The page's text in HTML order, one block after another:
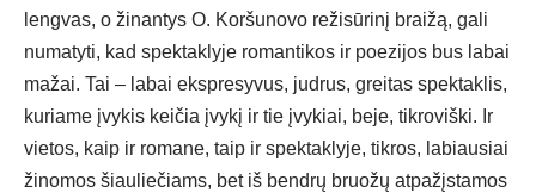
lengvas, o žinantys O. Koršunovo režisūrinį braižą, gali
numatyti, kad spektaklyje romantikos ir poezijos bus labai
mažai. Tai – labai ekspresyvus, judrus, greitas spektaklis,
kuriame įvykis keičia įvykį ir tie įvykiai, beje, tikroviški. Ir
vietos, kaip ir romane, taip ir spektaklyje, tikros, labiausiai
žinomos šiauliečiams, bet iš bendrų bruožų atpažįstamos